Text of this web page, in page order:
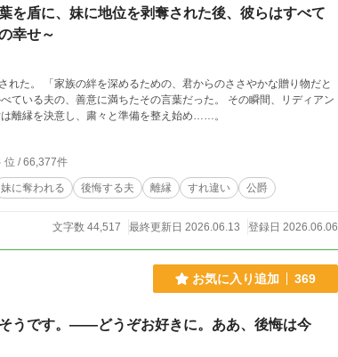
を盾に、妹に地位を剥奪された後、彼らはすべて
幸せ～
な贈り物だと
たれていた均衡が崩壊した。 そして彼女は離縁を決意し、粛々と準備を整え始め……。
位 / 66,377件
妹に奪われる 後悔する夫 離縁 すれ違い 公爵
文字数 44,517 最終更新日 2026.06.13 登録日 2026.06.06
お気に入り追加 369
うです。――どうぞお好きに。ああ、後悔は今